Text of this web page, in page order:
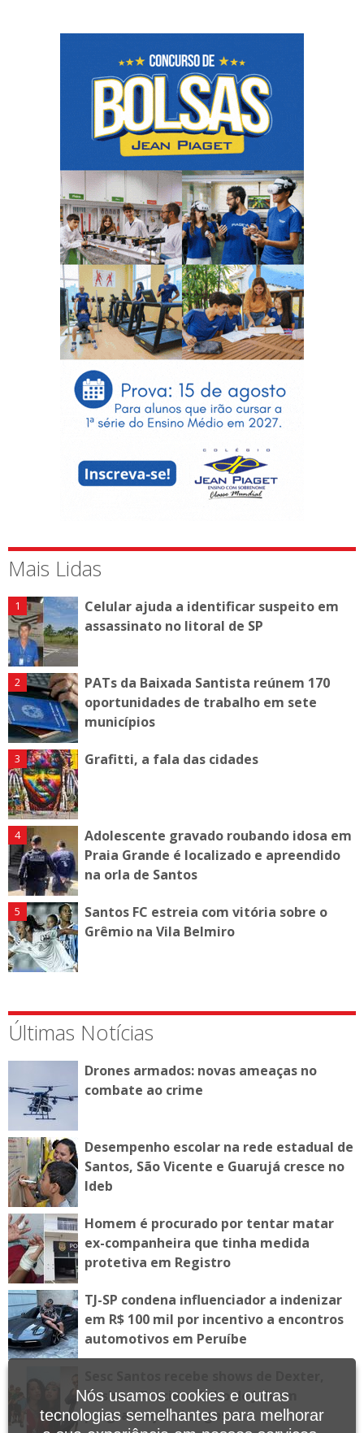
Mais Lidas
Celular ajuda a identificar suspeito em
assassinato no litoral de SP
PATs da Baixada Santista reúnem 170
oportunidades de trabalho em sete
municípios
Grafitti, a fala das cidades
Adolescente gravado roubando idosa em
Praia Grande é localizado e apreendido
na orla de Santos
Santos FC estreia com vitória sobre o
Grêmio na Vila Belmiro
Últimas Notícias
Drones armados: novas ameaças no
combate ao crime
Desempenho escolar na rede estadual de
Santos, São Vicente e Guarujá cresce no
Ideb
Homem é procurado por tentar matar
ex-companheira que tinha medida
protetiva em Registro
TJ-SP condena influenciador a indenizar
em R$ 100 mil por incentivo a encontros
automotivos em Peruíbe
Tasha e Tracie e Tribo de Jah em
programação de agosto
Nós usamos cookies e outras
tecnologias semelhantes para melhorar